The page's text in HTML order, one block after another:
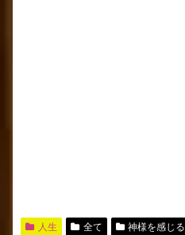
人生 全て 神様を感じる